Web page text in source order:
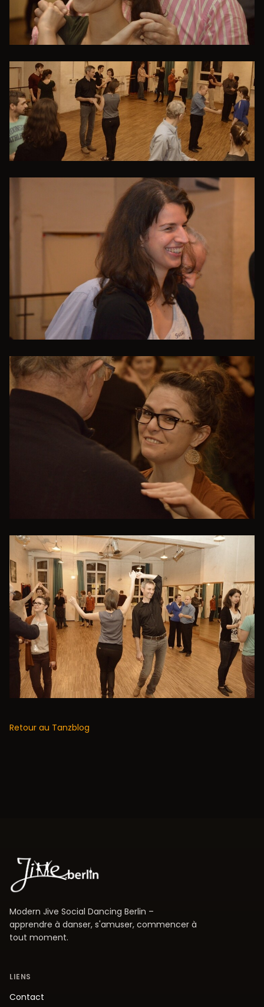
Retour au Tanzblog
Modern Jive Social Dancing Berlin –
apprendre à danser, s'amuser, commencer à
tout moment.
LIENS
Contact